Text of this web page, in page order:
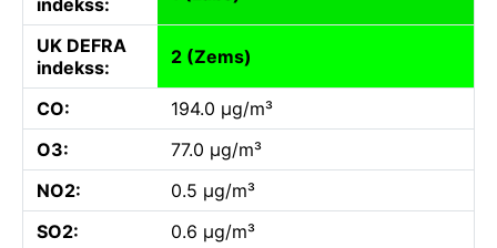
UK DEFRA
indekss:
2 (Zems)
CO:
194.0 µg/m³
O3:
77.0 µg/m³
NO2:
0.5 µg/m³
SO2:
0.6 µg/m³